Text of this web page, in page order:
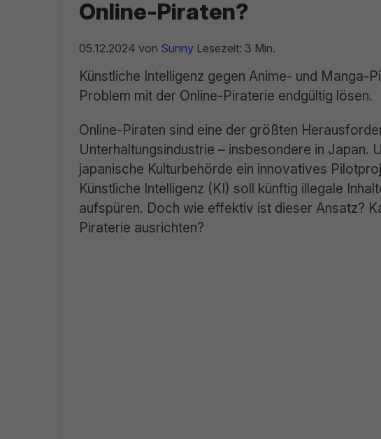
Online-Piraten?
05.12.2024 von Sunny Lesezeit: 3 Min.
Künstliche Intelligenz gegen Anime- und Manga-
Problem mit der Online-Piraterie endgültig lösen.
Online-Piraten sind eine der größten
Unterhaltungsindustrie – insbesondere in Japan.
japanische Kulturbehörde ein innovatives
Künstliche Intelligenz (KI) soll künftig illegale
aufspüren. Doch wie effektiv ist dieser Ansatz?
Piraterie ausrichten?